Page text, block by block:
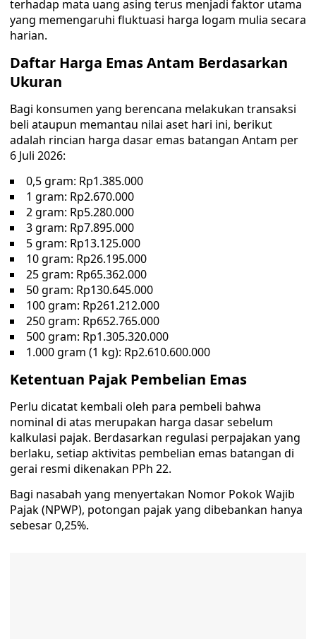
terhadap mata uang asing terus menjadi faktor utama
yang memengaruhi fluktuasi harga logam mulia secara
harian.
Daftar Harga Emas Antam Berdasarkan
Ukuran
Bagi konsumen yang berencana melakukan transaksi
beli ataupun memantau nilai aset hari ini, berikut
adalah rincian harga dasar emas batangan Antam per
6 Juli 2026:
0,5 gram: Rp1.385.000
1 gram: Rp2.670.000
2 gram: Rp5.280.000
3 gram: Rp7.895.000
5 gram: Rp13.125.000
10 gram: Rp26.195.000
25 gram: Rp65.362.000
50 gram: Rp130.645.000
100 gram: Rp261.212.000
250 gram: Rp652.765.000
500 gram: Rp1.305.320.000
1.000 gram (1 kg): Rp2.610.600.000
Ketentuan Pajak Pembelian Emas
Perlu dicatat kembali oleh para pembeli bahwa
nominal di atas merupakan harga dasar sebelum
kalkulasi pajak. Berdasarkan regulasi perpajakan yang
berlaku, setiap aktivitas pembelian emas batangan di
gerai resmi dikenakan PPh 22.
Bagi nasabah yang menyertakan Nomor Pokok Wajib
Pajak (NPWP), potongan pajak yang dibebankan hanya
sebesar 0,25%.